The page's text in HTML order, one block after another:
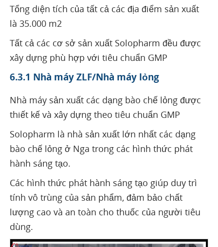
Tổng diện tích của tất cả các địa điểm sản xuất
là 35.000 m2
Tất cả các cơ sở sản xuất Solopharm đều được
xây dựng phù hợp với tiêu chuẩn GMP
6.3.1 Nhà máy ZLF/Nhà máy lỏng
Nhà máy sản xuất các dạng bào chế lỏng được
thiết kế và xây dựng theo tiêu chuẩn GMP
Solopharm là nhà sản xuất lớn nhất các dạng
bào chế lỏng ở Nga trong các hình thức phát
hành sáng tạo.
Các hình thức phát hành sáng tạo giúp duy trì
tính vô trùng của sản phẩm, đảm bảo chất
lượng cao và an toàn cho thuốc của người tiêu
dùng.